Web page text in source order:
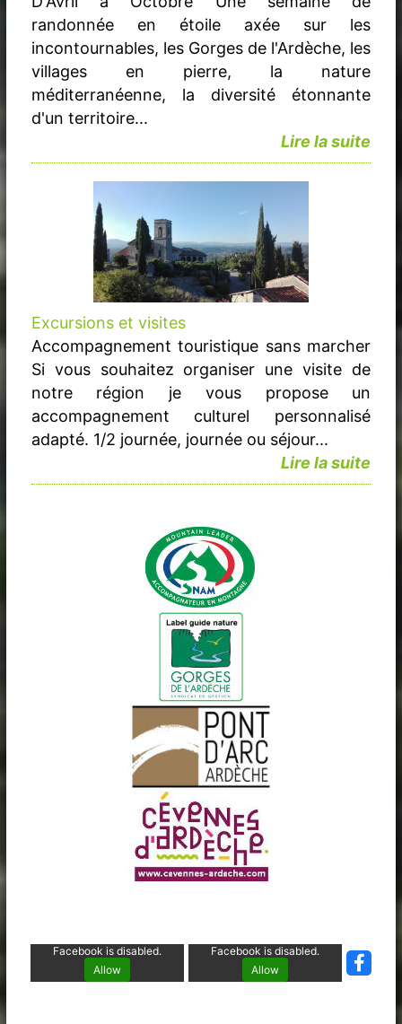
randonnée en étoile axée sur les
incontournables, les Gorges de l'Ardèche, les
villages en pierre, la nature
méditerranéenne, la diversité étonnante
d'un territoire...
Lire la suite
Excursions et visites
Accompagnement touristique sans marcher
Si vous souhaitez organiser une visite de
notre région je vous propose un
accompagnement culturel personnalisé
adapté. 1/2 journée, journée ou séjour...
Lire la suite
Facebook is disabled.
Allow
Facebook is disabled.
Allow